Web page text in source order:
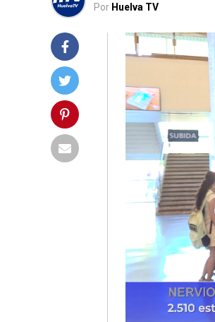
Por Huelva TV